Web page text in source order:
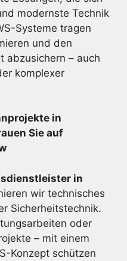
modernste Technik
Systeme tragen
und den
abzusichern – auch
komplexer
in
Sie auf
in
wir technisches
Sicherheitstechnik.
oder
– mit einem
Konzept schützen